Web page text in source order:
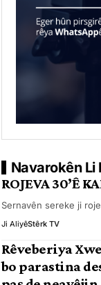
Navarokên Li
ROJEVA 30’Ê
Sernavên sereke ji
Ji AliyêStêrk TV
Rêveberiya
bo parastina